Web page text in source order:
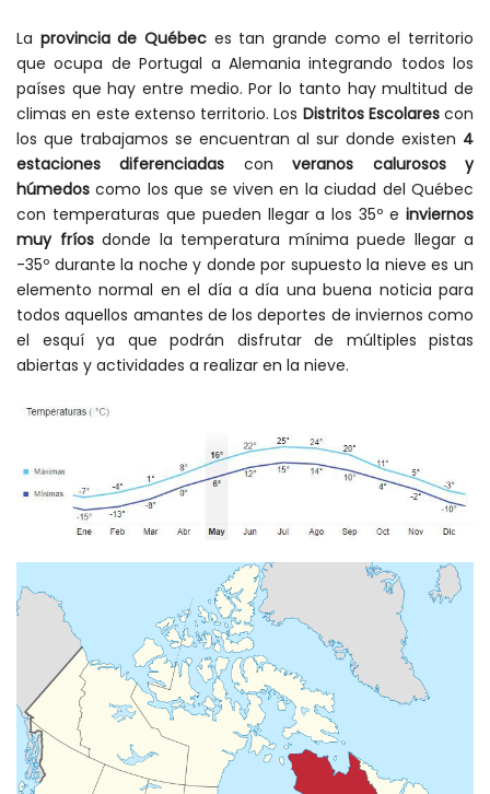
La provincia de Québec es tan grande como el territorio
que ocupa de Portugal a Alemania integrando todos los
países que hay entre medio. Por lo tanto hay multitud de
climas en este extenso territorio. Los Distritos Escolarescon
los que trabajamos se encuentran al sur donde existen 4
estaciones diferenciadas converanos calurosos y
húmedos como los que se viven en la ciudad del Québec
con temperaturas que pueden llegar a los 35º e inviernos
muy fríosdonde la temperatura mínima puede llegar a
-35º durante la noche y donde por supuesto la nieve es un
elemento normal en el día a día una buena noticia para
todos aquellos amantes de los deportes de inviernos como
el esquí ya que podrán disfrutar de múltiples pistas
abiertas y actividades a realizar en la nieve.